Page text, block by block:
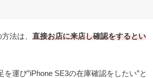
法は、 直接お店に来店し確認をするとい
運び”iPhone SE3の在庫確認をしたい”と